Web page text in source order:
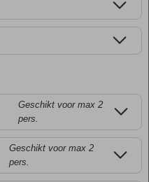
Geschikt voor max 2
pers.
Geschikt voor max 2
pers.